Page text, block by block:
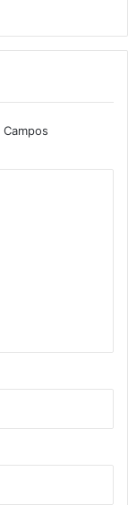
Campos